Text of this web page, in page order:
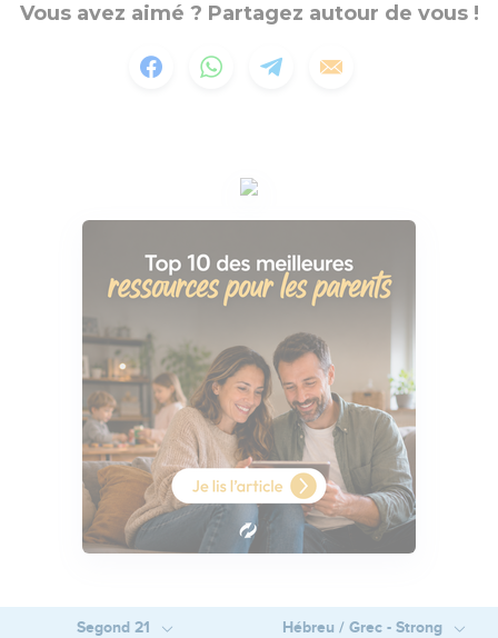
Vous avez aimé ? Partagez autour de vous !
Segond 21 Hébreu / Grec - Strong